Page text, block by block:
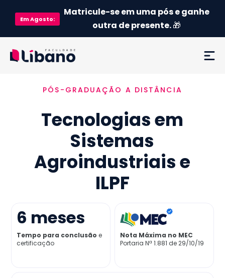
EmAgosto:
Matricule-se em uma pós e ganhe
outra de presente.🎁
Ementa
Como funciona
Credenciamento MEC
Matricule-se
PÓS-GRADUAÇÃO A DISTÂNCIA
Tecnologias em
Sistemas
Agroindustriais e
ILPF
6 meses
Tempo para conclusão e
certificação
Nota Máxima no MEC
Portaria Nª 1.881 de 29/10/19